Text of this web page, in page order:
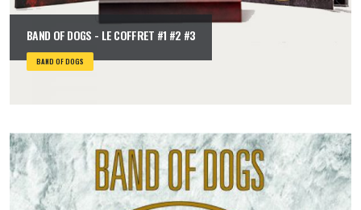
BAND OF DOGS - LE COFFRET #1 #2 #3
BAND OF DOGS